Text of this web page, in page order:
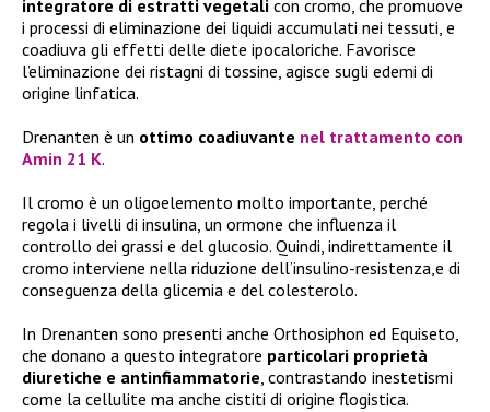
integratore di estratti vegetali con cromo, che promuove
i processi di eliminazione dei liquidi accumulati nei tessuti, e
coadiuva gli effetti delle diete ipocaloriche. Favorisce
l’eliminazione dei ristagni di tossine, agisce sugli edemi di
origine linfatica.
Drenanten è un ottimo coadiuvante nel trattamento con
Amin 21 K.
Il cromo è un oligoelemento molto importante, perché
regola i livelli di insulina, un ormone che influenza il
controllo dei grassi e del glucosio. Quindi, indirettamente il
cromo interviene nella riduzione dell’insulino-resistenza,e di
conseguenza della glicemia e del colesterolo.
In Drenanten sono presenti anche Orthosiphon ed Equiseto,
che donano a questo integratore particolari proprietà
diuretiche e antinfiammatorie, contrastando inestetismi
come la cellulite ma anche cistiti di origine flogistica.